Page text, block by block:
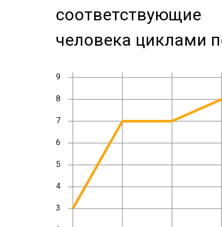
человека циклами